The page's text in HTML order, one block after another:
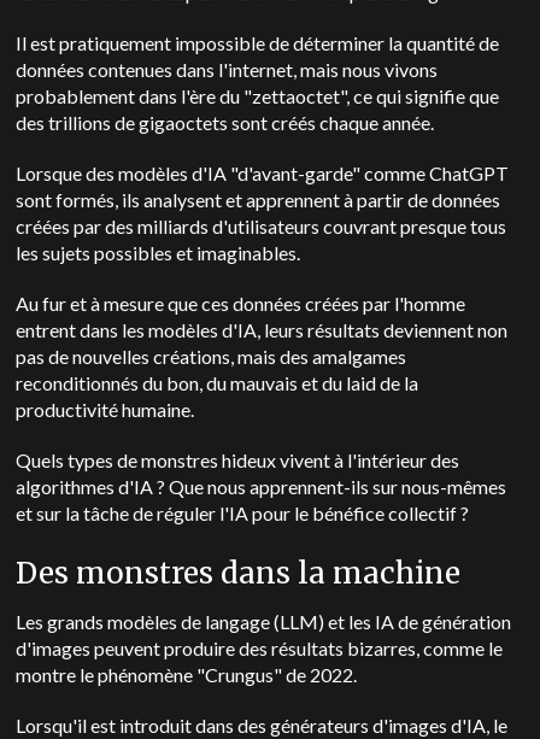
Il est pratiquement impossible de déterminer la quantité de
données contenues dans l'internet, mais nous vivons
probablement dans l'ère du "zettaoctet", ce qui signifie que
des trillions de gigaoctets sont créés chaque année.
Lorsque des modèles d'IA "d'avant-garde" comme ChatGPT
sont formés, ils analysent et apprennent à partir de données
créées par des milliards d'utilisateurs couvrant presque tous
les sujets possibles et imaginables.
Au fur et à mesure que ces données créées par l'homme
entrent dans les modèles d'IA, leurs résultats deviennent non
pas de nouvelles créations, mais des amalgames
reconditionnés du bon, du mauvais et du laid de la
productivité humaine.
Quels types de monstres hideux vivent à l'intérieur des
algorithmes d'IA ? Que nous apprennent-ils sur nous-mêmes
et sur la tâche de réguler l'IA pour le bénéfice collectif ?
Des monstres dans la machine
Les grands modèles de langage (LLM) et les IA de génération
d'images peuvent produire des résultats bizarres, comme le
montre le phénomène "Crungus" de 2022.
Lorsqu'il est introduit dans des générateurs d'images d'IA, le